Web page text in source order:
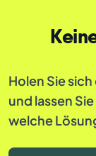
Holen Sie
und lassen
welche